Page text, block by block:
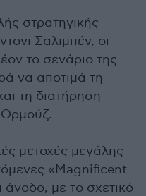
στρατηγικής
Σαλιμπέν, οι
το σενάριο της
να αποτιμά τη
τη διατήρηση
μετοχές μεγάλης
«Magnificent
με το σχετικό